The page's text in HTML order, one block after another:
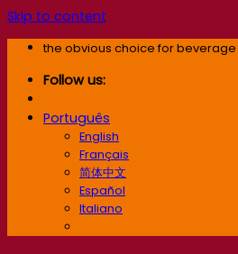
Skip to content
the obvious choice for beverage
Follow us:
Português
English
Français
简体中文
Español
Italiano